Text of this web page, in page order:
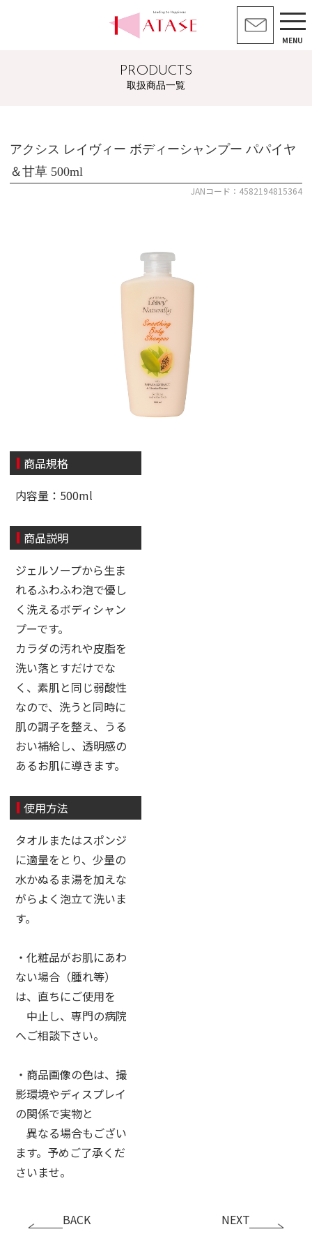
MENU
PRODUCTS
取扱商品一覧
アクシス レイヴィー ボディーシャンプー パパイヤ
＆甘草 500ml
JANコード：4582194815364
商品規格
内容量：500ml
商品説明
ジェルソープから生ま
れるふわふわ泡で優し
く洗えるボディシャン
プーです。
カラダの汚れや皮脂を
洗い落とすだけでな
く、素肌と同じ弱酸性
なので、洗うと同時に
肌の調子を整え、うる
おい補給し、透明感の
あるお肌に導きます。
使用方法
タオルまたはスポンジ
に適量をとり、少量の
水かぬるま湯を加えな
がらよく泡立て洗いま
す。
・化粧品がお肌にあわ
ない場合（腫れ等）
は、直ちにご使用を
中止し、専門の病院
へご相談下さい。
・商品画像の色は、撮
影環境やディスプレイ
の関係で実物と
異なる場合もござい
ます。予めご了承くだ
さいませ。
BACK NEXT